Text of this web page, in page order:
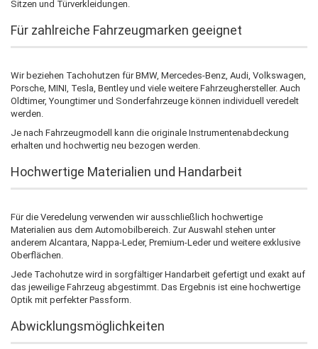
Sitzen und Türverkleidungen.
Für zahlreiche Fahrzeugmarken geeignet
Wir beziehen Tachohutzen für BMW, Mercedes-Benz, Audi, Volkswagen,
Porsche, MINI, Tesla, Bentley und viele weitere Fahrzeughersteller. Auch
Oldtimer, Youngtimer und Sonderfahrzeuge können individuell veredelt
werden.
Je nach Fahrzeugmodell kann die originale Instrumentenabdeckung
erhalten und hochwertig neu bezogen werden.
Hochwertige Materialien und Handarbeit
Für die Veredelung verwenden wir ausschließlich hochwertige
Materialien aus dem Automobilbereich. Zur Auswahl stehen unter
anderem Alcantara, Nappa-Leder, Premium-Leder und weitere exklusive
Oberflächen.
Jede Tachohutze wird in sorgfältiger Handarbeit gefertigt und exakt auf
das jeweilige Fahrzeug abgestimmt. Das Ergebnis ist eine hochwertige
Optik mit perfekter Passform.
Abwicklungsmöglichkeiten